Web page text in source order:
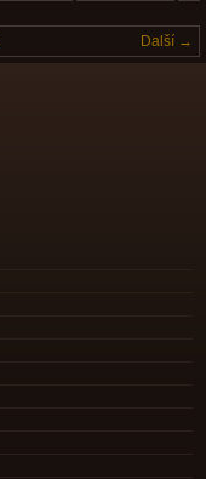
Další →